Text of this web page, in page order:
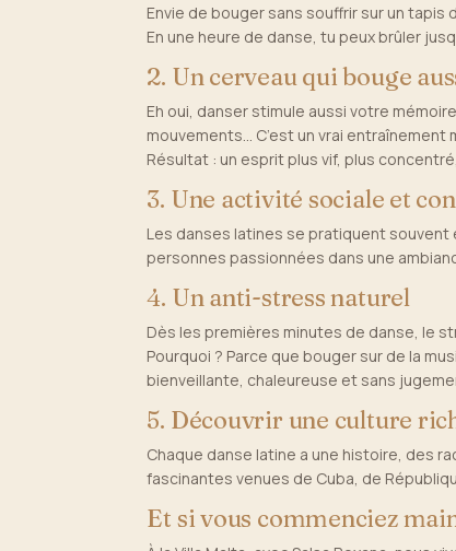
Envie de bouger sans souffrir sur un
En une heure de danse, tu peux brûler
2. Un cerveau qui bouge
Eh oui, danser stimule aussi votre
mouvements… C’est un vrai entraînement
Résultat : un esprit plus vif, plus
3. Une activité sociale et
Les danses latines se pratiquent souvent
personnes passionnées dans une
4. Un anti-stress naturel
Dès les premières minutes de danse, le
Pourquoi ? Parce que bouger sur de la
bienveillante, chaleureuse et sans
5. Découvrir une culture
Chaque danse latine a une histoire, des
fascinantes venues de Cuba, de
Et si vous commenciez